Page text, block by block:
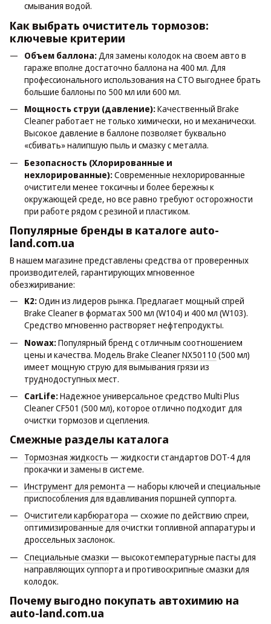
смывания водой.
Как выбрать очиститель тормозов:
ключевые критерии
Объем баллона:Для замены колодок на своем авто в
гараже вполне достаточно баллона на 400 мл. Для
профессионального использования на СТО выгоднее брать
большие баллоны по 500 мл или 600 мл.
Мощность струи (давление):Качественный Brake
Cleaner работает не только химически, но и механически.
Высокое давление в баллоне позволяет буквально
«сбивать» налипшую пыль и смазку с металла.
Безопасность (Хлорированные и
нехлорированные):Современные нехлорированные
очистители менее токсичны и более бережны к
окружающей среде, но все равно требуют осторожности
при работе рядом с резиной и пластиком.
Популярные бренды в каталоге auto-
land.com.ua
В нашем магазине представлены средства от проверенных
производителей, гарантирующих мгновенное
обезжиривание:
K2:Один из лидеров рынка. Предлагает мощный спрей
Brake Cleaner в форматах 500 мл (W104) и 400 мл (W103).
Средство мгновенно растворяет нефтепродукты.
Nowax:Популярный бренд с отличным соотношением
цены и качества. Модель Brake Cleaner NX50110 (500 мл)
имеет мощную струю для вымывания грязи из
труднодоступных мест.
CarLife:Надежное универсальное средство Multi Plus
Cleaner CF501 (500 мл), которое отлично подходит для
очистки тормозов и сцепления.
Смежные разделы каталога
Тормозная жидкость — жидкости стандартов DOT-4 для
прокачки и замены в системе.
Инструмент для ремонта — наборы ключей и специальные
приспособления для вдавливания поршней суппорта.
Очистители карбюратора — схожие по действию спреи,
оптимизированные для очистки топливной аппаратуры и
дроссельных заслонок.
Специальные смазки — высокотемпературные пасты для
направляющих суппорта и противоскрипные смазки для
колодок.
Почему выгодно покупать автохимию на
auto-land.com.ua